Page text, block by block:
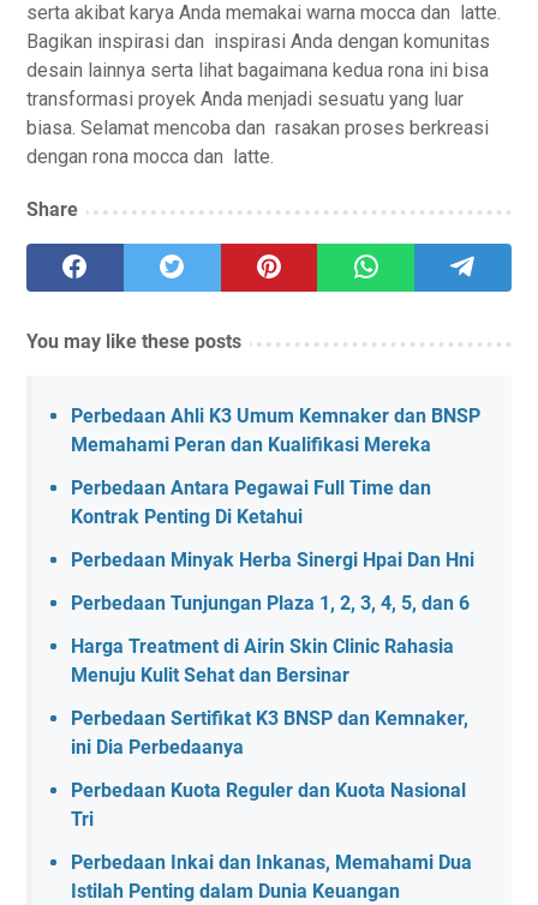
serta akibat karya Anda memakai warna mocca dan latte.
Bagikan inspirasi dan inspirasi Anda dengan komunitas
desain lainnya serta lihat bagaimana kedua rona ini bisa
transformasi proyek Anda menjadi sesuatu yang luar
biasa. Selamat mencoba dan rasakan proses berkreasi
dengan rona mocca dan latte.
Share
You may like these posts
Perbedaan Ahli K3 Umum Kemnaker dan BNSP
Memahami Peran dan Kualifikasi Mereka
Perbedaan Antara Pegawai Full Time dan
Kontrak Penting Di Ketahui
Perbedaan Minyak Herba Sinergi Hpai Dan Hni
Perbedaan Tunjungan Plaza 1, 2, 3, 4, 5, dan 6
Harga Treatment di Airin Skin Clinic Rahasia
Menuju Kulit Sehat dan Bersinar
Perbedaan Sertifikat K3 BNSP dan Kemnaker,
ini Dia Perbedaanya
Perbedaan Kuota Reguler dan Kuota Nasional
Tri
Perbedaan Inkai dan Inkanas, Memahami Dua
Istilah Penting dalam Dunia Keuangan